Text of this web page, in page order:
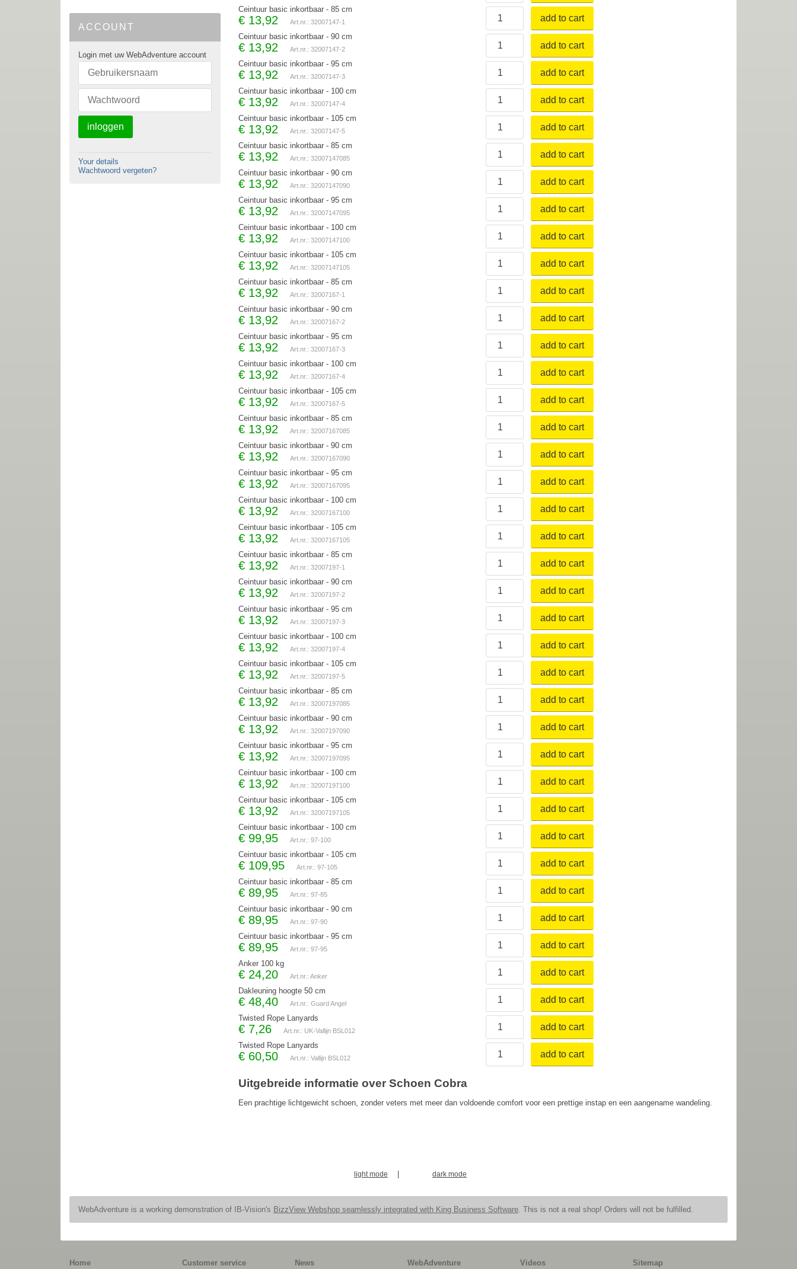
ACCOUNT
Login met uw WebAdventure account
inloggen
Your details
Wachtwoord vergeten?
Ceintuur basic inkortbaar - 85 cm
€ 13,92 Art.nr.: 32007147-1 add to cart
Ceintuur basic inkortbaar - 90 cm
€ 13,92 Art.nr.: 32007147-2 add to cart
Ceintuur basic inkortbaar - 95 cm
€ 13,92 Art.nr.: 32007147-3 add to cart
Ceintuur basic inkortbaar - 100 cm
€ 13,92 Art.nr.: 32007147-4 add to cart
Ceintuur basic inkortbaar - 105 cm
€ 13,92 Art.nr.: 32007147-5 add to cart
Ceintuur basic inkortbaar - 85 cm
€ 13,92 Art.nr.: 32007147085 add to cart
Ceintuur basic inkortbaar - 90 cm
€ 13,92 Art.nr.: 32007147090 add to cart
Ceintuur basic inkortbaar - 95 cm
€ 13,92 Art.nr.: 32007147095 add to cart
Ceintuur basic inkortbaar - 100 cm
€ 13,92 Art.nr.: 32007147100 add to cart
Ceintuur basic inkortbaar - 105 cm
€ 13,92 Art.nr.: 32007147105 add to cart
Ceintuur basic inkortbaar - 85 cm
€ 13,92 Art.nr.: 32007167-1 add to cart
Ceintuur basic inkortbaar - 90 cm
€ 13,92 Art.nr.: 32007167-2 add to cart
Ceintuur basic inkortbaar - 95 cm
€ 13,92 Art.nr.: 32007167-3 add to cart
Ceintuur basic inkortbaar - 100 cm
€ 13,92 Art.nr.: 32007167-4 add to cart
Ceintuur basic inkortbaar - 105 cm
€ 13,92 Art.nr.: 32007167-5 add to cart
Ceintuur basic inkortbaar - 85 cm
€ 13,92 Art.nr.: 32007167085 add to cart
Ceintuur basic inkortbaar - 90 cm
€ 13,92 Art.nr.: 32007167090 add to cart
Ceintuur basic inkortbaar - 95 cm
€ 13,92 Art.nr.: 32007167095 add to cart
Ceintuur basic inkortbaar - 100 cm
€ 13,92 Art.nr.: 32007167100 add to cart
Ceintuur basic inkortbaar - 105 cm
€ 13,92 Art.nr.: 32007167105 add to cart
Ceintuur basic inkortbaar - 85 cm
€ 13,92 Art.nr.: 32007197-1 add to cart
Ceintuur basic inkortbaar - 90 cm
€ 13,92 Art.nr.: 32007197-2 add to cart
Ceintuur basic inkortbaar - 95 cm
€ 13,92 Art.nr.: 32007197-3 add to cart
Ceintuur basic inkortbaar - 100 cm
€ 13,92 Art.nr.: 32007197-4 add to cart
Ceintuur basic inkortbaar - 105 cm
€ 13,92 Art.nr.: 32007197-5 add to cart
Ceintuur basic inkortbaar - 85 cm
€ 13,92 Art.nr.: 32007197085 add to cart
Ceintuur basic inkortbaar - 90 cm
€ 13,92 Art.nr.: 32007197090 add to cart
Ceintuur basic inkortbaar - 95 cm
€ 13,92 Art.nr.: 32007197095 add to cart
Ceintuur basic inkortbaar - 100 cm
€ 13,92 Art.nr.: 32007197100 add to cart
Ceintuur basic inkortbaar - 105 cm
€ 13,92 Art.nr.: 32007197105 add to cart
Ceintuur basic inkortbaar - 100 cm
€ 99,95 Art.nr.: 97-100 add to cart
Ceintuur basic inkortbaar - 105 cm
€ 109,95 Art.nr.: 97-105 add to cart
Ceintuur basic inkortbaar - 85 cm
€ 89,95 Art.nr.: 97-85 add to cart
Ceintuur basic inkortbaar - 90 cm
€ 89,95 Art.nr.: 97-90 add to cart
Ceintuur basic inkortbaar - 95 cm
€ 89,95 Art.nr.: 97-95 add to cart
Anker 100 kg
€ 24,20 Art.nr.: Anker add to cart
Dakleuning hoogte 50 cm
€ 48,40 Art.nr.: Guard Angel add to cart
Twisted Rope Lanyards
€ 7,26 Art.nr.: UK-Vallijn BSL012 add to cart
Twisted Rope Lanyards
€ 60,50 Art.nr.: Vallijn BSL012 add to cart
Uitgebreide informatie over Schoen Cobra
Een prachtige lichtgewicht schoen, zonder veters met meer dan voldoende comfort voor een prettige instap en een aangename wandeling.
light mode dark mode
WebAdventure is a working demonstration of IB-Vision's BizzView Webshop seamlessly integrated with King Business Software. This is not a real shop! Orders will not be fulfilled.
Home Customer service News WebAdventure Videos Sitemap